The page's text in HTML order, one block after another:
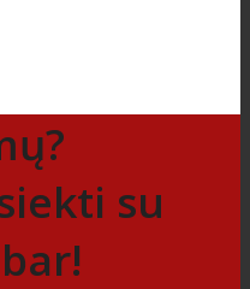
su